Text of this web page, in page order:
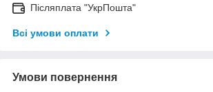
Післяплата "УкрПошта"
Всі умови оплати
Умови повернення